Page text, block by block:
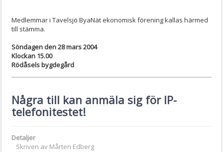
Medlemmar i Tavelsjö ByaNät ekonomisk förening kallas härmed
till stämma.
Söndagen den 28 mars 2004
Klockan 15.00
Rödåsels bygdegård
Några till kan anmäla sig för IP-
telefonitestet!
Detaljer
Skriven av Mårten Edberg